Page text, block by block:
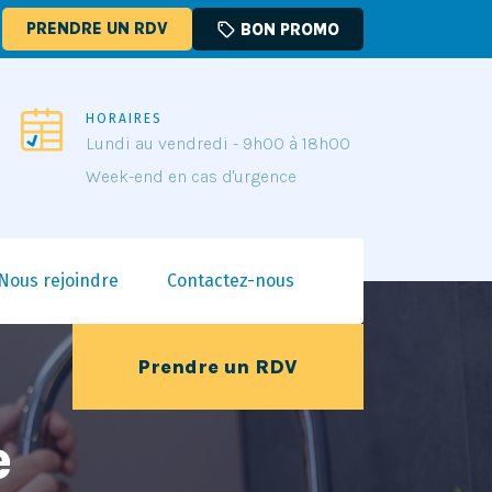
PRENDRE UN RDV sell BON PROMO
HORAIRES
Lundi au vendredi - 9h00 à 18h00
Week-end en cas d'urgence
Nous rejoindre Contactez-nous
Prendre un RDV